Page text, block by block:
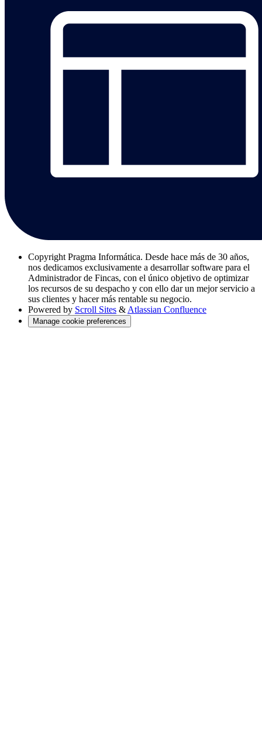
Copyright Pragma Informática. Desde hace más de 30 años,
nos dedicamos exclusivamente a desarrollar software para el
Administrador de Fincas, con el único objetivo de optimizar
los recursos de su despacho y con ello dar un mejor servicio a
sus clientes y hacer más rentable su negocio.
Powered by Scroll Sites & Atlassian Confluence
Manage cookie preferences